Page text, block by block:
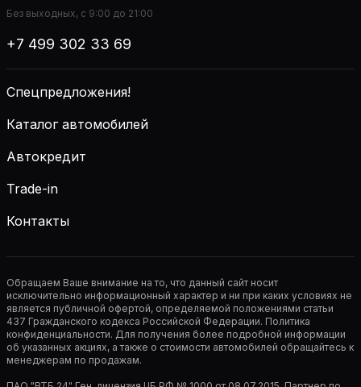
Без выходных, с 9:00 до 21:00
+7 499 302 33 69
Спецпредложения!
Каталог автомобилей
Автокредит
Trade-in
Контакты
Обращаем Ваше внимание на то, что данный сайт носит
исключительно информационный характер и ни при каких условиях не
является публичной офертой, определяемой положениями статьи
437 Гражданского кодекса Российской Федерации. Политика
конфиденциальности. Для получения более подробной информации
об указанных акциях, а также о стоимости автомобилей обращайтесь к
менеджерам по продажам.